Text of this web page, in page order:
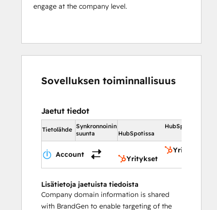
engage at the company level.
Sovelluksen toiminnallisuus
Jaetut tiedot
Tietolähde Synkronnoinin
suunta
HubSpotissa
HubSpotissa
Account
Yritykset
Yritykset
Lisätietoja jaetuista tiedoista
Company domain information is shared
with BrandGen to enable targeting of the